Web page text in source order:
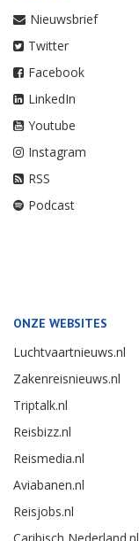
Nieuwsbrief
Twitter
Facebook
LinkedIn
Youtube
Instagram
RSS
Podcast
ONZE WEBSITES
Luchtvaartnieuws.nl
Zakenreisnieuws.nl
Triptalk.nl
Reisbizz.nl
Reismedia.nl
Aviabanen.nl
Reisjobs.nl